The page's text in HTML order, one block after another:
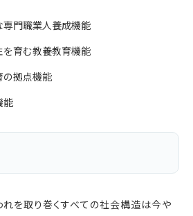
門職業人養成機能
育む教養教育機能
の拠点機能
能
れを取り巻くすべての社会構造は今や